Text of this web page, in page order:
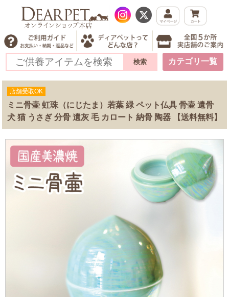
カテゴリ一覧
店舗受取OK
ミニ骨壷 虹珠（にじたま）若葉 緑 ペット仏具 骨壷 遺骨
犬 猫 うさぎ 分骨 遺灰 毛 カロート 納骨 陶器 【送料無料】